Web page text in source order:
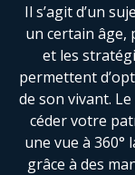
Il s’agit d’un
un certain âge,
et les
permettent
de son vivant.
céder votre
une vue à
grâce à des